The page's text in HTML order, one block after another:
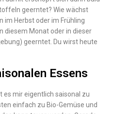
geerntet? Wie wächst
im Herbst oder im Frühling
diesem Monat oder in dieser
geerntet. Du wirst heute
Essens
es mir eigentlich saisonal zu
einfach zu Bio-Gemüse und